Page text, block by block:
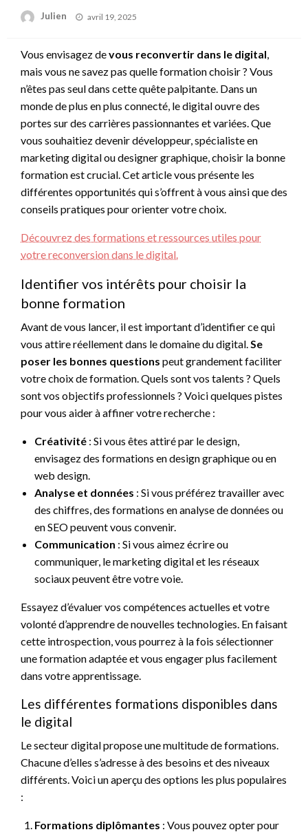
Julien
Posted
avril 19, 2025
Vous envisagez devous reconvertir dans le digital,
mais vous ne savez pas quelle formation choisir ? Vous
n’êtes pas seul dans cette quête palpitante. Dans un
monde de plus en plus connecté, le digital ouvre des
portes sur des carrières passionnantes et variées. Que
vous souhaitiez devenir développeur, spécialiste en
marketing digital ou designer graphique, choisir la bonne
formation est crucial. Cet article vous présente les
différentes opportunités qui s’offrent à vous ainsi que des
conseils pratiques pour orienter votre choix.
Découvrez des formations et ressources utiles pour
votre reconversion dans le digital.
Identifier vos intérêts pour choisir la
bonne formation
Avant de vous lancer, il est important d’identifier ce qui
vous attire réellement dans le domaine du digital.Se
poser les bonnes questions peut grandement faciliter
votre choix de formation. Quels sont vos talents ? Quels
sont vos objectifs professionnels ? Voici quelques pistes
pour vous aider à affiner votre recherche :
Créativité : Si vous êtes attiré par le design,
envisagez des formations en design graphique ou en
web design.
Analyse et données : Si vous préférez travailler avec
des chiffres, des formations en analyse de données ou
en SEO peuvent vous convenir.
Communication : Si vous aimez écrire ou
communiquer, le marketing digital et les réseaux
sociaux peuvent être votre voie.
Essayez d’évaluer vos compétences actuelles et votre
volonté d’apprendre de nouvelles technologies. En faisant
cette introspection, vous pourrez à la fois sélectionner
une formation adaptée et vous engager plus facilement
dans votre apprentissage.
Les différentes formations disponibles dans
le digital
Le secteur digital propose une multitude de formations.
Chacune d’elles s’adresse à des besoins et des niveaux
différents. Voici un aperçu des options les plus populaires
:
Formations diplômantes : Vous pouvez opter pour